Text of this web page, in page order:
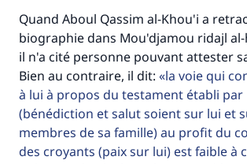
Quand Aboul Qassim al-Khou'i a
biographie dans Mou'djamou ridajl
il n'a cité personne pouvant attester
Bien au contraire, il dit:
la voie qui
à lui à propos du testament établi par
(bénédiction et salut soient sur lui et
membres de sa famille) au profit du
des croyants (paix sur lui) est faible à
Soutenez IslamQA